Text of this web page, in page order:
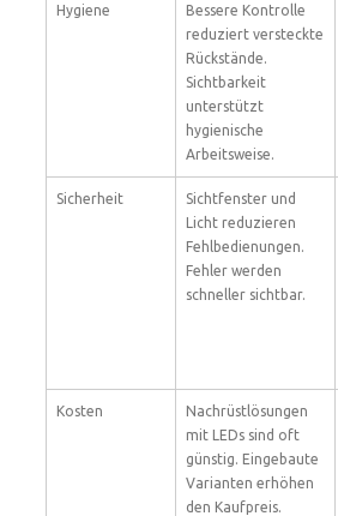
Hygiene
Bessere Kontrolle
reduziert versteckte
Rückstände.
Sichtbarkeit
unterstützt
hygienische
Arbeitsweise.
Sicherheit
Sichtfenster und
Licht reduzieren
Fehlbedienungen.
Fehler werden
schneller sichtbar.
Kosten
Nachrüstlösungen
mit LEDs sind oft
günstig. Eingebaute
Varianten erhöhen
den Kaufpreis.